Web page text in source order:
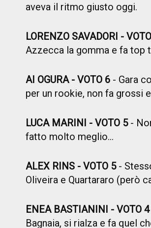
aveva il ritmo giusto oggi.
LORENZO SAVADORI -
Azzecca la gomma e fa top
AI OGURA - VOTO 6 - Gara
per un rookie, non fa grossi
LUCA MARINI - VOTO 5 -
fatto molto meglio...
ALEX RINS - VOTO 5 -
Oliveira e Quartararo (però
ENEA BASTIANINI - VOTO
Bagnaia, si rialza e fa quel